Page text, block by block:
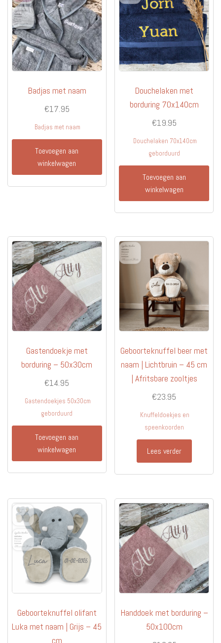
Badjas met naam
€17.95
Badjas met naam
Toevoegen aan
winkelwagen
Douchelaken met
borduring 70x140cm
€19.95
Douchelaken 70x140cm
geborduurd
Toevoegen aan
winkelwagen
Gastendoekje met
borduring – 50x30cm
€14.95
Gastendoekjes 50x30cm
geborduurd
Toevoegen aan
winkelwagen
Geboorteknuffel beer met
naam | Lichtbruin – 45 cm
| Afritsbare zooltjes
€23.95
Knuffeldoekjes en
speenkoorden
Lees verder
Geboorteknuffel olifant
Luka met naam | Grijs – 45
cm
Handdoek met borduring –
50x100cm